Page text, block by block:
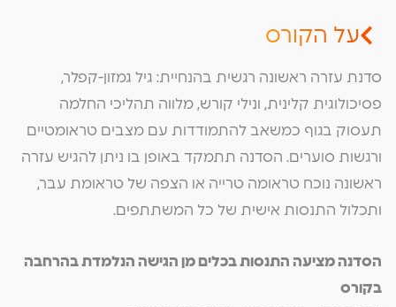
על הקורס
סדנת עזרה ראשונה רגשית בהנחיית: גיל גמזון-קפלר,
פסיכולוגית קלינית, ונילי קורש, מלווה תהליכי החלמה
תעסוק בגוף כמשאב להתמודדות עם מצבים טראומטיים
ורגשות סוערים. הסדנה תתמקד באופן בו ניתן להגיש עזרה
ראשונה נוכח טראומה טרייה או הצפה של טראומת עבר,
ותכלול התנסות אישית של כל המשתתפים.
הסדנה מציעה התנסות בכלים מן הגישה הנלמדת בהרחבה
בקורס